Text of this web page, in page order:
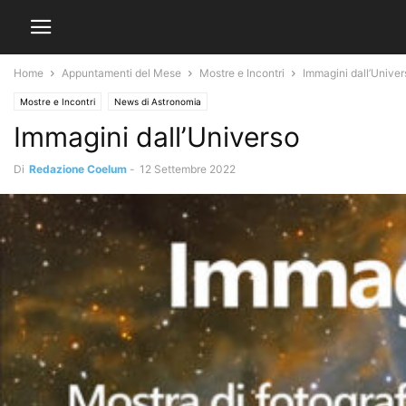
Home Appuntamenti del Mese Mostre e Incontri Immagini
Mostre e Incontri News di Astronomia
Immagini dall’Universo
Di Redazione Coelum - 12 Settembre 2022